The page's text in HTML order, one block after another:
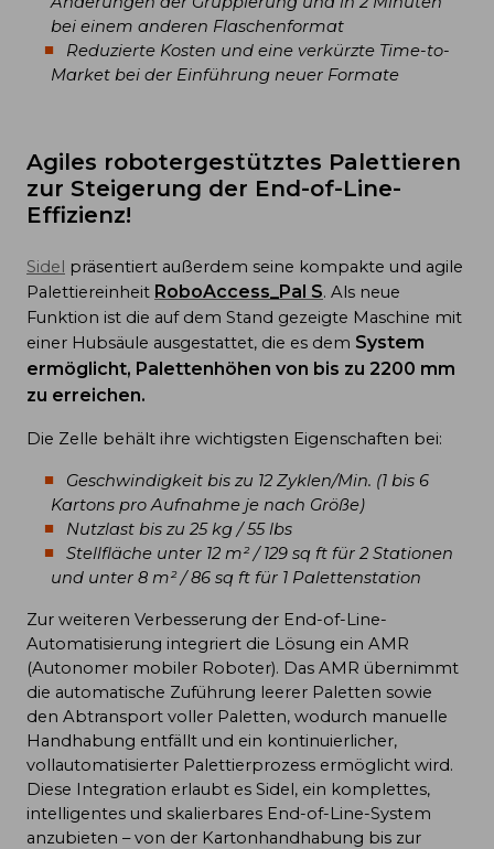
bei einem anderen Flaschenformat
Reduzierte Kosten und eine verkürzte Time-to-
Market bei der Einführung neuer Formate
Agiles robotergestütztes Palettieren
zur Steigerung der End-of-Line-
Effizienz!
Sidel präsentiert außerdem seine kompakte und agile
Palettiereinheit RoboAccess_Pal S. Als neue
Funktion ist die auf dem Stand gezeigte Maschine mit
einer Hubsäule ausgestattet, die es dem System
ermöglicht, Palettenhöhen von bis zu 2200 mm
zu erreichen.
Die Zelle behält ihre wichtigsten Eigenschaften bei:
Geschwindigkeit bis zu 12 Zyklen/Min. (1 bis 6
Kartons pro Aufnahme je nach Größe)
Nutzlast bis zu 25 kg / 55 lbs
Stellfläche unter 12 m² / 129 sq ft für 2 Stationen
und unter 8 m² / 86 sq ft für 1 Palettenstation
Zur weiteren Verbesserung der End-of-Line-
Automatisierung integriert die Lösung ein AMR
(Autonomer mobiler Roboter). Das AMR übernimmt
die automatische Zuführung leerer Paletten sowie
den Abtransport voller Paletten, wodurch manuelle
Handhabung entfällt und ein kontinuierlicher,
vollautomatisierter Palettierprozess ermöglicht wird.
Diese Integration erlaubt es Sidel, ein komplettes,
intelligentes und skalierbares End-of-Line-System
anzubieten – von der Kartonhandhabung bis zur